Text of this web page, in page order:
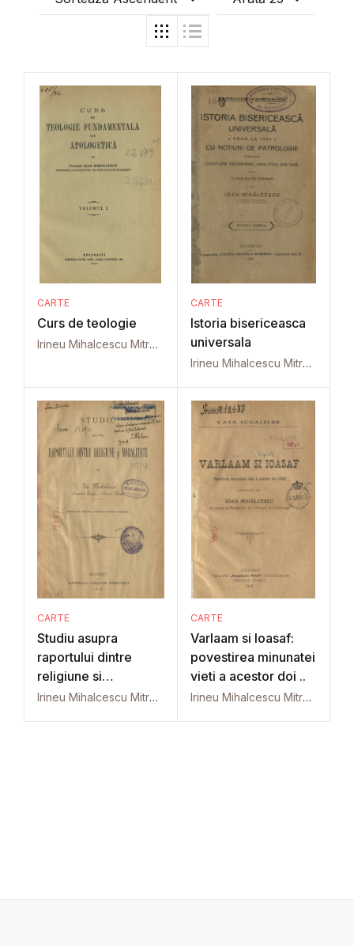
CARTE
Curs de teologie
Irineu Mihalcescu Mitropolit al Moldovei si Sucevei
CARTE
Istoria bisericeasca
universala
Irineu Mihalcescu Mitropolit al Moldovei si Sucevei
CARTE
Studiu asupra
raportului dintre
religiune si
moralitate
Irineu Mihalcescu Mitropolit al Moldovei si Sucevei
CARTE
Varlaam si Ioasaf:
povestirea minunatei
vieti a acestor doi ..
Irineu Mihalcescu Mitropolit al Moldovei si Sucevei